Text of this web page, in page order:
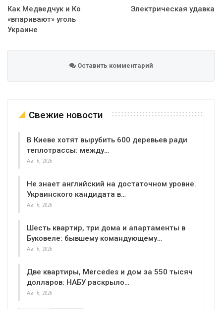
Как Медведчук и Ко
«впаривают» уголь
Украине
Электрическая удавка
Оставить комментарий
Свежие новости
В Киеве хотят вырубить 600 деревьев ради
теплотрассы: между…
Авг 6, 2026
Не знает английский на достаточном уровне.
Украинского кандидата в…
Авг 6, 2026
Шесть квартир, три дома и апартаменты в
Буковеле: бывшему командующему…
Авг 6, 2026
Две квартиры, Mercedes и дом за 550 тысяч
долларов: НАБУ раскрыло…
Авг 6, 2026